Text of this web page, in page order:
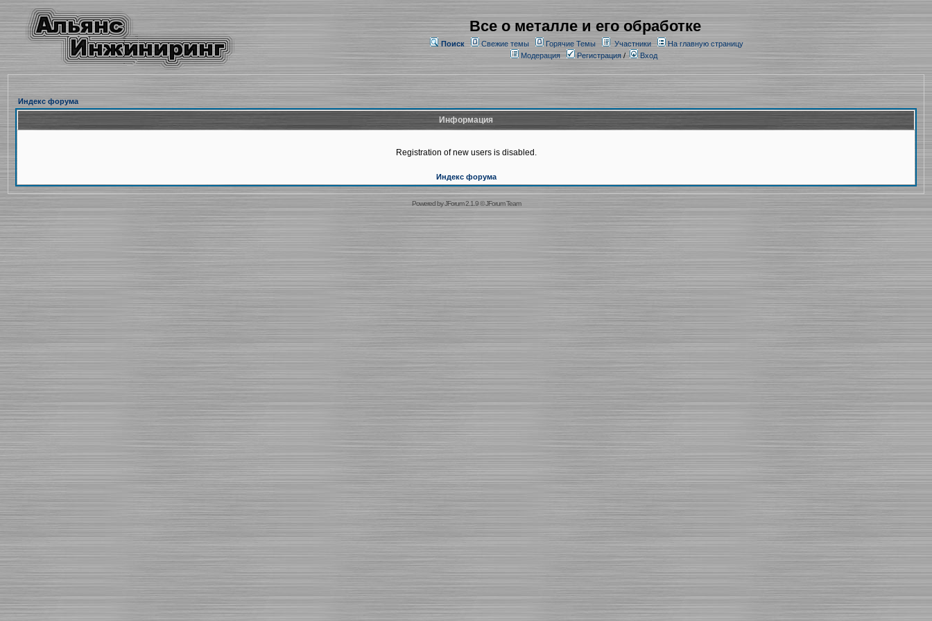
Все о металле и его обработке
Поиск Свежие темы Горячие Темы Участники
На главную страницу
Модерация
Регистрация/ Вход
Индекс форума
Информация
Registration of new users is disabled.
Индекс форума
Powered byJForum 2.1.9©JForum Team